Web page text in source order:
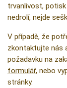
trvanlivost,
nedrolí, nejde
V případě, že
zkontaktujte nás
požadavku na
formulář, nebo
stránky.